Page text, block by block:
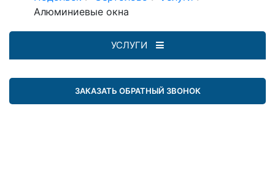
Алюминиевые окна
УСЛУГИ
ЗАКАЗАТЬ ОБРАТНЫЙ ЗВОНОК